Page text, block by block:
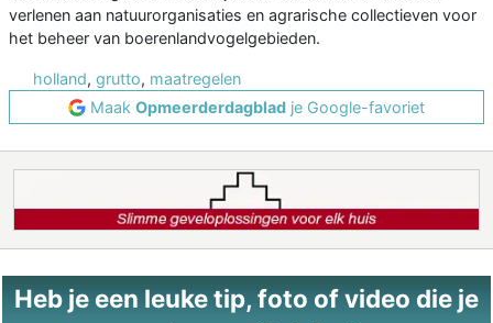
verlenen aan natuurorganisaties en agrarische collectieven voor
het beheer van boerenlandvogelgebieden.
holland, grutto, maatregelen
Maak Opmeerderdagblad je Google-favoriet
Heb je een leuke tip, foto of video die je